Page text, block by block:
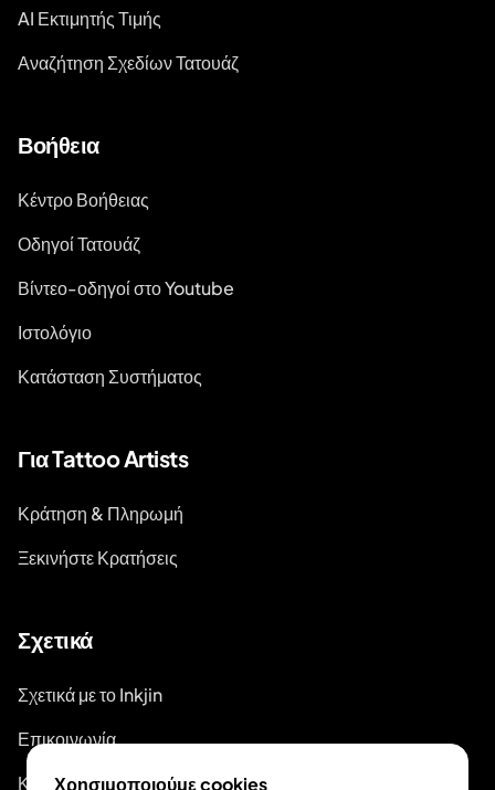
AI Εκτιμητής Τιμής
Αναζήτηση Σχεδίων Τατουάζ
Βοήθεια
Κέντρο Βοήθειας
Οδηγοί Τατουάζ
Βίντεο-οδηγοί στο Youtube
Ιστολόγιο
Κατάσταση Συστήματος
Για Tattoo Artists
Κράτηση & Πληρωμή
Ξεκινήστε Κρατήσεις
Σχετικά
Σχετικά με το Inkjin
Επικοινωνία
Κιτ Επωνυμίας
Χρησιμοποιούμε cookies